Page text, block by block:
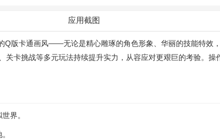
应用截图
Q版卡通画风——无论是精心雕琢的角色形象、华丽的技能特效
卡挑战等多元玩法持续提升实力，从容应对更艰巨的考验。
界。